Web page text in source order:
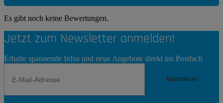
Es gibt noch keine Bewertungen.
Jetzt zum Newsletter anmelden!
Erhalte spannende Infos und neue Angebote direkt ins Postfach
Abonnieren